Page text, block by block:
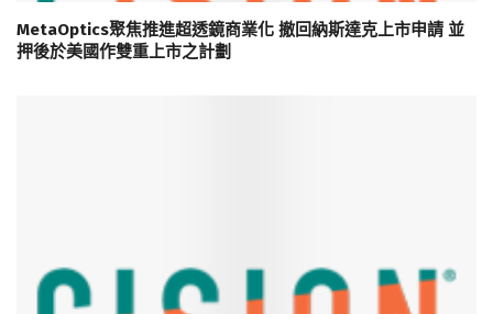
MetaOptics聚焦推進超透鏡商業化 撤回納斯達克上市申請 並
押後於美國作雙重上市之計劃